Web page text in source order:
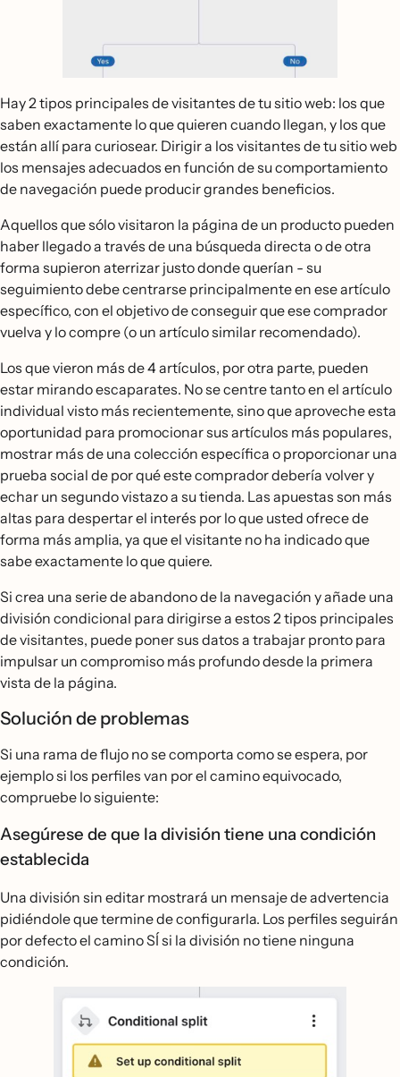
Hay 2 tipos principales de visitantes de tu sitio web: los que
saben exactamente lo que quieren cuando llegan, y los que
están allí para curiosear. Dirigir a los visitantes de tu sitio web
los mensajes adecuados en función de su comportamiento
de navegación puede producir grandes beneficios.
Aquellos que sólo visitaron la página de un producto pueden
haber llegado a través de una búsqueda directa o de otra
forma supieron aterrizar justo donde querían - su
seguimiento debe centrarse principalmente en ese artículo
específico, con el objetivo de conseguir que ese comprador
vuelva y lo compre (o un artículo similar recomendado).
Los que vieron más de 4 artículos, por otra parte, pueden
estar mirando escaparates. No se centre tanto en el artículo
individual visto más recientemente, sino que aproveche esta
oportunidad para promocionar sus artículos más populares,
mostrar más de una colección específica o proporcionar una
prueba social de por qué este comprador debería volver y
echar un segundo vistazo a su tienda. Las apuestas son más
altas para despertar el interés por lo que usted ofrece de
forma más amplia, ya que el visitante no ha indicado que
sabe exactamente lo que quiere.
Si crea una serie de abandono de la navegación y añade una
división condicional para dirigirse a estos 2 tipos principales
de visitantes, puede poner sus datos a trabajar pronto para
impulsar un compromiso más profundo desde la primera
vista de la página.
Solución de problemas
Si una rama de flujo no se comporta como se espera, por
ejemplo si los perfiles van por el camino equivocado,
compruebe lo siguiente:
Asegúrese de que la división tiene una condición
establecida
Una división sin editar mostrará un mensaje de advertencia
pidiéndole que termine de configurarla. Los perfiles seguirán
por defecto el camino SÍ si la división no tiene ninguna
condición.